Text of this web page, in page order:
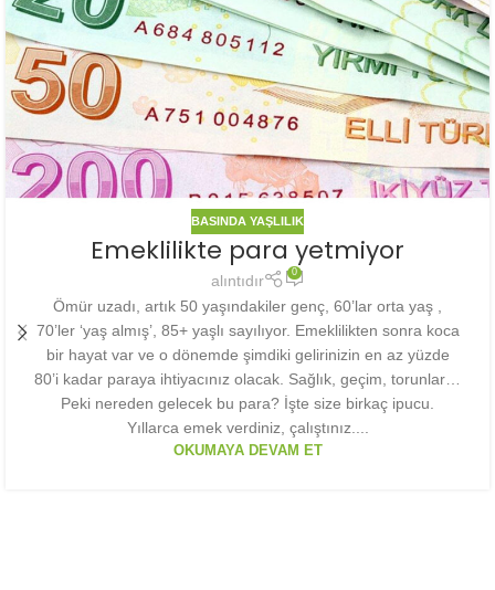
BASINDA YAŞLILIK
Emeklilikte para yetmiyor
alıntıdır 0
Ömür uzadı, artık 50 yaşındakiler genç, 60’lar orta yaş ,
70’ler ‘yaş almış’, 85+ yaşlı sayılıyor. Emeklilikten sonra koca
bir hayat var ve o dönemde şimdiki gelirinizin en az yüzde
80’i kadar paraya ihtiyacınız olacak. Sağlık, geçim, torunlar…
Peki nereden gelecek bu para? İşte size birkaç ipucu.
Yıllarca emek verdiniz, çalıştınız....
OKUMAYA DEVAM ET